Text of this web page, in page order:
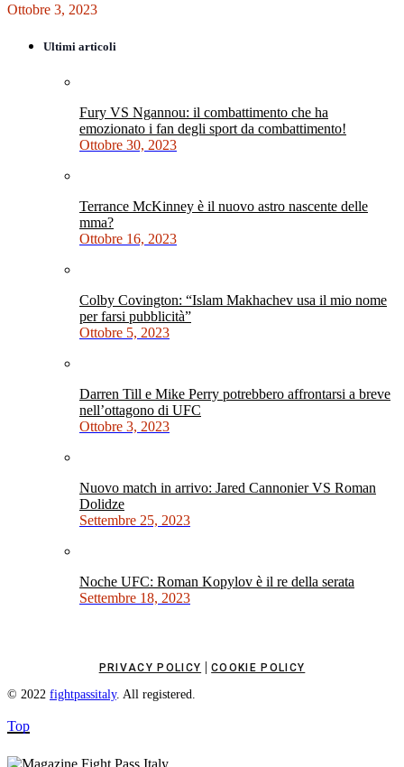
Ottobre 3, 2023
Ultimi articoli
Fury VS Ngannou: il combattimento che ha
emozionato i fan degli sport da combattimento!
Ottobre 30, 2023
Terrance McKinney è il nuovo astro nascente delle
mma?
Ottobre 16, 2023
Colby Covington: “Islam Makhachev usa il mio nome
per farsi pubblicità”
Ottobre 5, 2023
Darren Till e Mike Perry potrebbero affrontarsi a breve
nell’ottagono di UFC
Ottobre 3, 2023
Nuovo match in arrivo: Jared Cannonier VS Roman
Dolidze
Settembre 25, 2023
Noche UFC: Roman Kopylov è il re della serata
Settembre 18, 2023
PRIVACY POLICY |COOKIE POLICY
© 2022 fightpassitaly. All registered.
Top